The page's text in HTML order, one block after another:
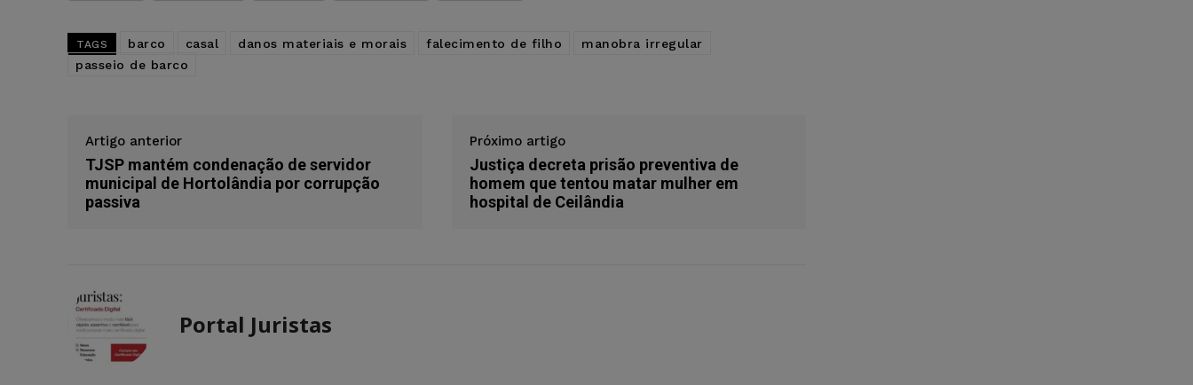
TAGS barco casal danos materiais e morais falecimento de filho
manobra irregular
passeio de barco
Artigo anterior
TJSP mantém condenação de servidor
municipal de Hortolândia por corrupção
passiva
Próximo artigo
Justiça decreta prisão preventiva de
homem que tentou matar mulher em
hospital de Ceilândia
Portal Juristas